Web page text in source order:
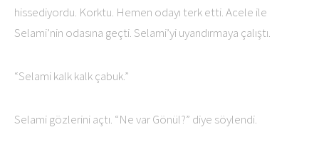
hissediyordu. Korktu. Hemen odayı terk etti. Acele ile
Selami’nin odasına geçti. Selami’yi uyandırmaya çalıştı.
“Selami kalk kalk çabuk.”
Selami gözlerini açtı. “Ne var Gönül?” diye söylendi.